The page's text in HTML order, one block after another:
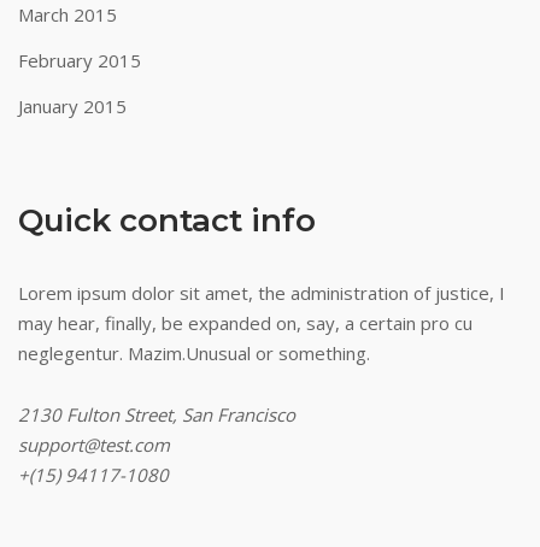
March 2015
February 2015
January 2015
Quick contact info
Lorem ipsum dolor sit amet, the administration of justice, I
may hear, finally, be expanded on, say, a certain pro cu
neglegentur. Mazim.Unusual or something.
2130 Fulton Street, San Francisco
support@test.com
+(15) 94117-1080